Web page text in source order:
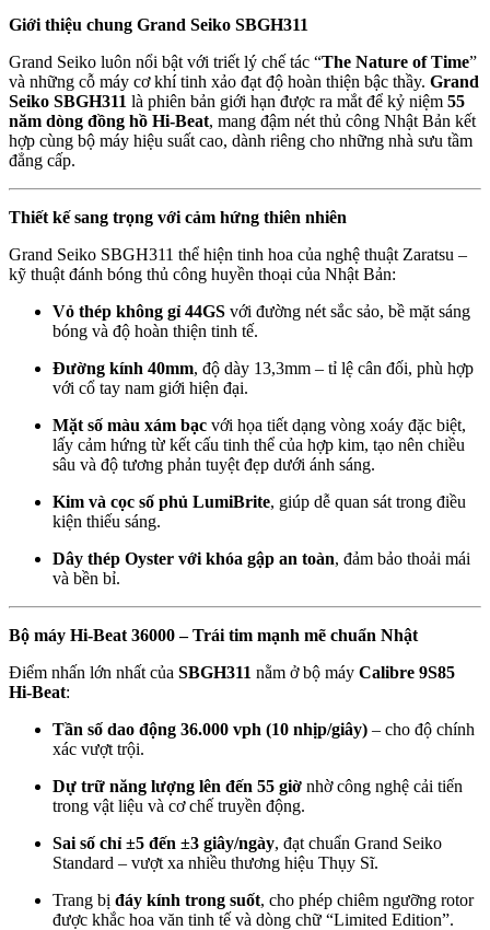
Giới thiệu chung Grand Seiko SBGH311
Grand Seiko luôn nổi bật với triết lý chế tác “The Nature of Time”
và những cỗ máy cơ khí tinh xảo đạt độ hoàn thiện bậc thầy. Grand
Seiko SBGH311 là phiên bản giới hạn được ra mắt để kỷ niệm 55
năm dòng đồng hồ Hi-Beat, mang đậm nét thủ công Nhật Bản kết
hợp cùng bộ máy hiệu suất cao, dành riêng cho những nhà sưu tầm
đẳng cấp.
Thiết kế sang trọng với cảm hứng thiên nhiên
Grand Seiko SBGH311 thể hiện tinh hoa của nghệ thuật Zaratsu –
kỹ thuật đánh bóng thủ công huyền thoại của Nhật Bản:
Vỏ thép không gỉ 44GS với đường nét sắc sảo, bề mặt sáng
bóng và độ hoàn thiện tinh tế.
Đường kính 40mm, độ dày 13,3mm – tỉ lệ cân đối, phù hợp
với cổ tay nam giới hiện đại.
Mặt số màu xám bạc với họa tiết dạng vòng xoáy đặc biệt,
lấy cảm hứng từ kết cấu tinh thể của hợp kim, tạo nên chiều
sâu và độ tương phản tuyệt đẹp dưới ánh sáng.
Kim và cọc số phủ LumiBrite, giúp dễ quan sát trong điều
kiện thiếu sáng.
Dây thép Oyster với khóa gập an toàn, đảm bảo thoải mái
và bền bỉ.
Bộ máy Hi-Beat 36000 – Trái tim mạnh mẽ chuẩn Nhật
Điểm nhấn lớn nhất của SBGH311 nằm ở bộ máy Calibre 9S85
Hi-Beat:
Tần số dao động 36.000 vph (10 nhịp/giây) – cho độ chính
xác vượt trội.
Dự trữ năng lượng lên đến 55 giờ nhờ công nghệ cải tiến
trong vật liệu và cơ chế truyền động.
Sai số chỉ ±5 đến ±3 giây/ngày, đạt chuẩn Grand Seiko
Standard – vượt xa nhiều thương hiệu Thụy Sĩ.
Trang bị đáy kính trong suốt, cho phép chiêm ngưỡng rotor
được khắc hoa văn tinh tế và dòng chữ “Limited Edition”.